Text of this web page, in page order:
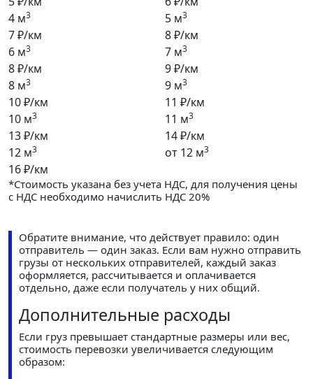
4 м3
7 ₽/км
5 м3
8 ₽/км
6 м3
8 ₽/км
7 м3
9 ₽/км
8 м3
10 ₽/км
9 м3
11 ₽/км
10 м3
13 ₽/км
11 м3
14 ₽/км
12 м3
16 ₽/км
от 12 м3
*Стоимость указана без учета НДС, для получения цены
с НДС необходимо начислить НДС 20%
Обратите внимание, что действует правило: один
отправитель — один заказ. Если вам нужно отправить
грузы от нескольких отправителей, каждый заказ
оформляется, рассчитывается и оплачивается
отдельно, даже если получатель у них общий.
Дополнительные расходы
Если груз превышает стандартные размеры или вес,
стоимость перевозки увеличивается следующим
образом: